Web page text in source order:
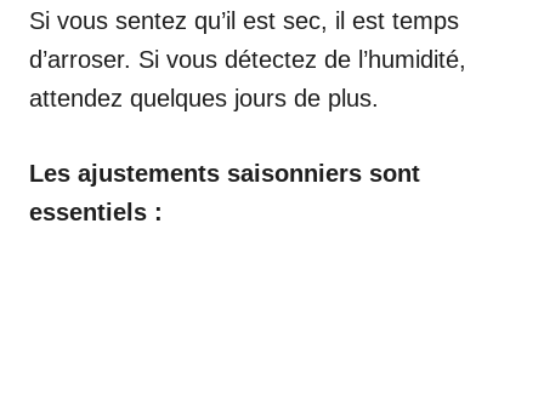
Si vous sentez qu’il est sec, il est temps
d’arroser. Si vous détectez de l’humidité,
attendez quelques jours de plus.
Les ajustements saisonniers sont
essentiels :